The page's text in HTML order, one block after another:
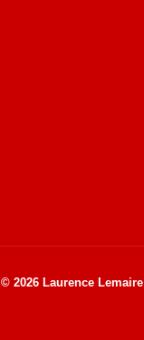
© 2026 Laurence Lemaire